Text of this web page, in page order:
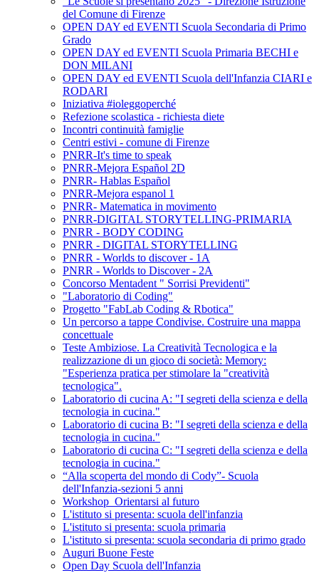
del Comune di Firenze
OPEN DAY ed EVENTI Scuola Secondaria di Primo
Grado
OPEN DAY ed EVENTI Scuola Primaria BECHI e
DON MILANI
OPEN DAY ed EVENTI Scuola dell'Infanzia CIARI e
RODARI
Iniziativa #ioleggoperché
Refezione scolastica - richiesta diete
Incontri continuità famiglie
Centri estivi - comune di Firenze
PNRR-It's time to speak
PNRR-Mejora Español 2D
PNRR- Hablas Español
PNRR-Mejora espanol 1
PNRR- Matematica in movimento
PNRR-DIGITAL STORYTELLING-PRIMARIA
PNRR - BODY CODING
PNRR - DIGITAL STORYTELLING
PNRR - Worlds to discover - 1A
PNRR - Worlds to Discover - 2A
Concorso Mentadent " Sorrisi Previdenti"
"Laboratorio di Coding"
Progetto "FabLab Coding & Rbotica"
Un percorso a tappe Condivise. Costruire una mappa
concettuale
Teste Ambiziose. La Creatività Tecnologica e la
realizzazione di un gioco di società: Memory:
"Esperienza pratica per stimolare la "creatività
tecnologica".
Laboratorio di cucina A: "I segreti della scienza e della
tecnologia in cucina."
Laboratorio di cucina B: "I segreti della scienza e della
tecnologia in cucina."
Laboratorio di cucina C: "I segreti della scienza e della
tecnologia in cucina."
“Alla scoperta del mondo di Cody”- Scuola
dell'Infanzia-sezioni 5 anni
Workshop_Orientarsi al futuro
L'istituto si presenta: scuola dell'infanzia
L'istituto si presenta: scuola primaria
L'istituto si presenta: scuola secondaria di primo grado
Auguri Buone Feste
Open Day Scuola dell'Infanzia